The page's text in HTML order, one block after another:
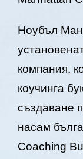
Ноубъл
компания,
коучинга
създаване
насам
Coaching